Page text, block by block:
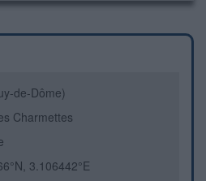
de-Dôme)
Charmettes
3.106442°E